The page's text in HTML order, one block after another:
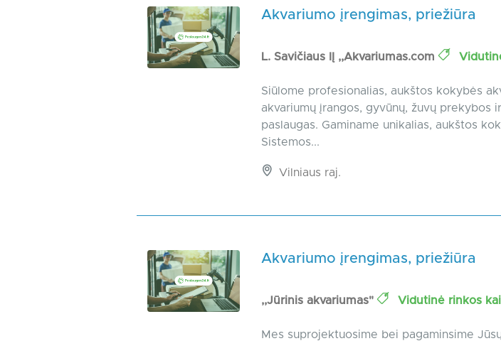
Akvariumo įrengimas, priežiūra
L. Savičiaus IĮ ,,Akvariumas.com
Siūlome profesionalias, aukštos kokybės
akvariumų įrangos, gyvūnų, žuvų prekybos
paslaugas. Gaminame unikalias, aukštos
Sistemos...
Vilniaus raj.
Akvariumo įrengimas, priežiūra
,,Jūrinis akvariumas" Vidutinė rinkos
Mes suprojektuosime bei pagaminsime